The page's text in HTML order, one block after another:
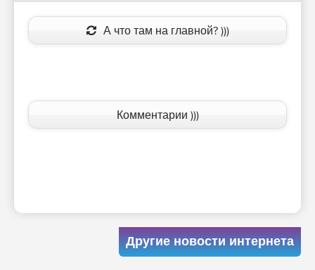
А что там на главной? )))
Комментарии )))
Другие новости интернета